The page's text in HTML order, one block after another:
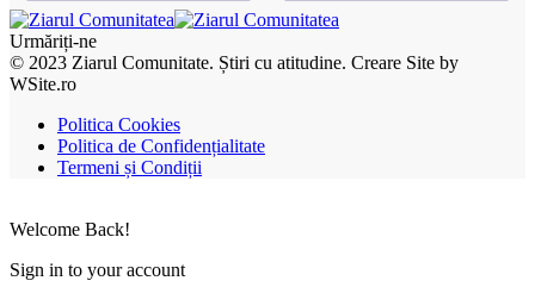
Urmăriți-ne
© 2023 Ziarul Comunitate. Știri cu atitudine. Creare Site by
WSite.ro
Politica Cookies
Politica de Confidențialitate
Termeni și Condiții
Welcome Back!
Sign in to your account